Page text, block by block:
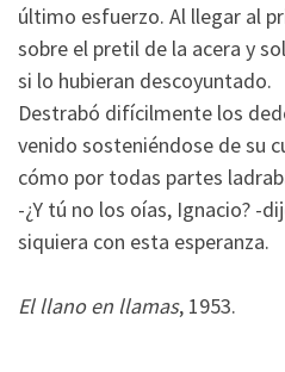
último esfuerzo. Al llegar al
sobre el pretil de la acera y
si lo hubieran descoyuntado.
Destrabó difícilmente los
venido sosteniéndose de su
cómo por todas partes
-¿Y tú no los oías, Ignacio? -
siquiera con esta esperanza.
El llano en llamas, 1953.